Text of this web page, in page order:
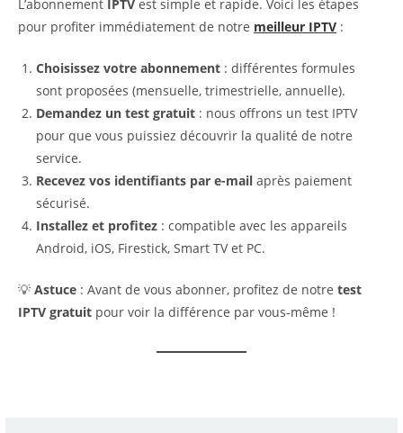
L’abonnement IPTV est simple et rapide. Voici les étapes
pour profiter immédiatement de notre meilleur IPTV :
Choisissez votre abonnement : différentes formules
sont proposées (mensuelle, trimestrielle, annuelle).
Demandez un test gratuit : nous offrons un test IPTV
pour que vous puissiez découvrir la qualité de notre
service.
Recevez vos identifiants par e-mail après paiement
sécurisé.
Installez et profitez : compatible avec les appareils
Android, iOS, Firestick, Smart TV et PC.
💡 Astuce : Avant de vous abonner, profitez de notre test
IPTV gratuit pour voir la différence par vous-même !